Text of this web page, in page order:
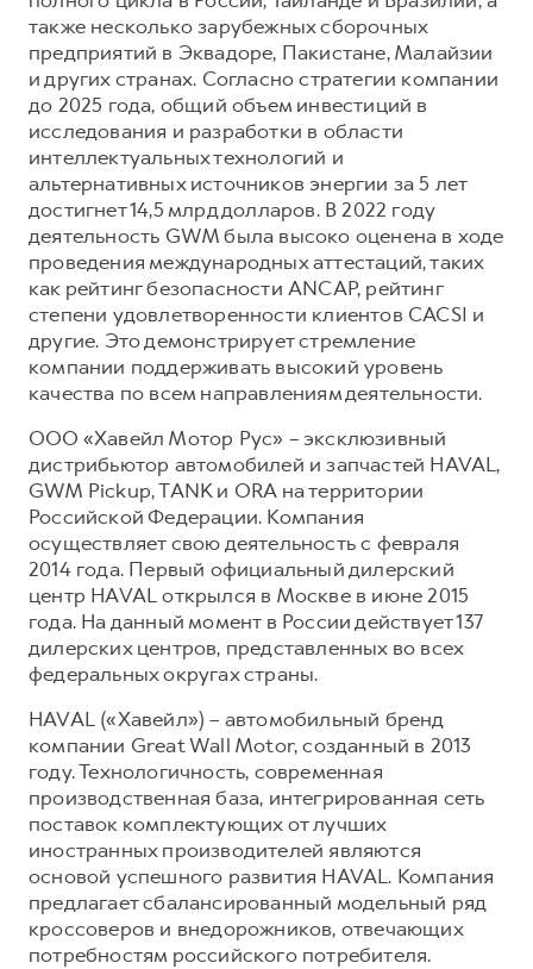
также несколько зарубежных сборочных
предприятий в Эквадоре, Пакистане, Малайзии
и других странах. Согласно стратегии компании
до 2025 года, общий объем инвестиций в
исследования и разработки в области
интеллектуальных технологий и
альтернативных источников энергии за 5 лет
достигнет 14,5 млрд долларов. В 2022 году
деятельность GWM была высоко оценена в ходе
проведения международных аттестаций, таких
как рейтинг безопасности ANCAP, рейтинг
степени удовлетворенности клиентов CACSI и
другие. Это демонстрирует стремление
компании поддерживать высокий уровень
качества по всем направлениям деятельности.
ООО «Хавейл Мотор Рус» – эксклюзивный
дистрибьютор автомобилей и запчастей HAVAL,
GWM Pickup, TANK и ORA на территории
Российской Федерации. Компания
осуществляет свою деятельность с февраля
2014 года. Первый официальный дилерский
центр HAVAL открылся в Москве в июне 2015
года. На данный момент в России действует 137
дилерских центров, представленных во всех
федеральных округах страны.
HAVAL («Хавейл») – автомобильный бренд
компании Great Wall Motor, созданный в 2013
году. Технологичность, современная
производственная база, интегрированная сеть
поставок комплектующих от лучших
иностранных производителей являются
основой успешного развития HAVAL. Компания
предлагает сбалансированный модельный ряд
кроссоверов и внедорожников, отвечающих
потребностям российского потребителя.